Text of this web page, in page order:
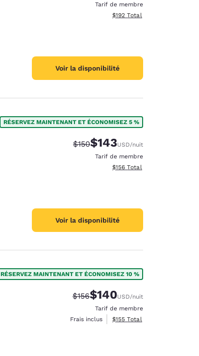
Tarif de membre
Afficher les détails totaux
$192 Total
Voir la disponibilité
RÉSERVEZ MAINTENANT ET ÉCONOMISEZ 5 %
Tarif barré :
$150Tarif réduit :
$143USD/nuit
Tarif de membre
Afficher les détails totaux
$156 Total
Voir la disponibilité
RÉSERVEZ MAINTENANT ET ÉCONOMISEZ 10 %
Tarif barré :
$156Tarif réduit :
$140USD/nuit
Tarif de membre
Frais inclus
Afficher les détails totaux
$155 Total